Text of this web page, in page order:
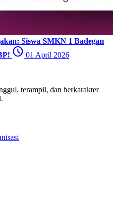
Siswa SMKN 1 Badegan
schedule 01 April 2026
terampil, dan berkarakter